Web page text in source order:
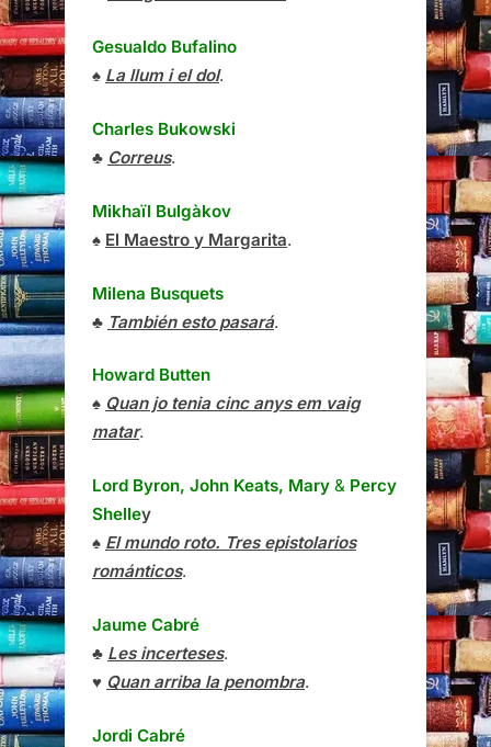
Gesualdo Bufalino
♠ La llum i el dol.
Charles Bukowski
♣ Correus.
Mikhaïl Bulgàkov
♠ El Maestro y Margarita.
Milena Busquets
♣ También esto pasará.
Howard Butten
♠ Quan jo tenia cinc anys em vaig
matar.
Lord Byron, John Keats, Mary & Percy
Shelley
♠ El mundo roto. Tres epistolarios
románticos.
Jaume Cabré
♣ Les incerteses.
♥ Quan arriba la penombra.
Jordi Cabré